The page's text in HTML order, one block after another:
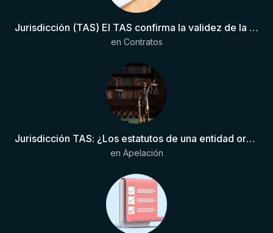
Jurisdicción (TAS) El TAS confirma la validez de la cláusula de sumisión jurisdiccional en el contrato del futbolista.
en Contratos
Jurisdicción TAS: ¿Los estatutos de una entidad organizadora de una liga de fútbol pueden otorgar competencia de forma directa al TAS?
en Apelación